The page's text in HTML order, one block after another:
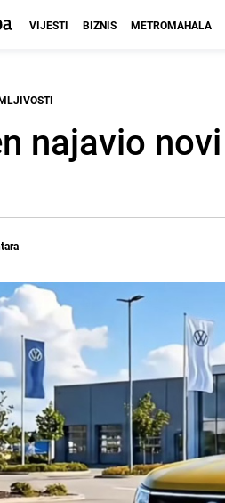
VIJESTI BIZNIS METROMAHALA
najavio